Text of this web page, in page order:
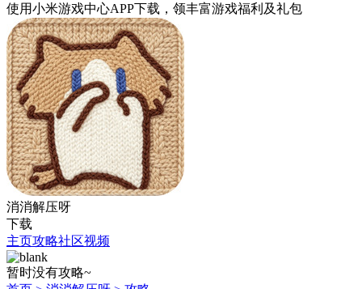
使用小米游戏中心APP下载 ，领丰富游戏福利 及礼包
消消解压呀
下载
主页攻略社区视频
暂时没有攻略~